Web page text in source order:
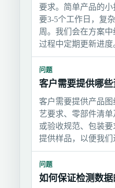
要求。简单产品的
要3-5个工作日，复
周。我们会在方案
过程中定期更新进度
问题
客户需要提供哪些
客户需要提供产品
艺要求、零部件清
或验收规范、包装
提供样品，以便我们
问题
如何保证检测数据